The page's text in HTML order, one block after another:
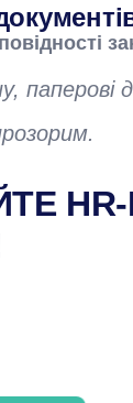
паперові